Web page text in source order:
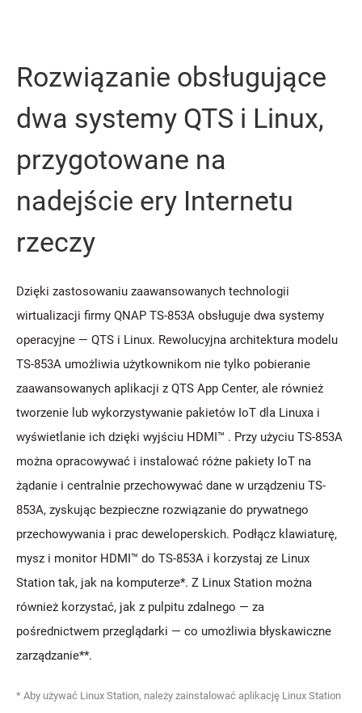
Rozwiązanie obsługujące
dwa systemy QTS i Linux,
przygotowane na
nadejście ery Internetu
rzeczy
Dzięki zastosowaniu zaawansowanych technologii
wirtualizacji firmy QNAP TS-853A obsługuje dwa systemy
operacyjne — QTS i Linux. Rewolucyjna architektura modelu
TS-853A umożliwia użytkownikom nie tylko pobieranie
zaawansowanych aplikacji z QTS App Center, ale również
tworzenie lub wykorzystywanie pakietów IoT dla Linuxa i
wyświetlanie ich dzięki wyjściu HDMI™ . Przy użyciu TS-853A
można opracowywać i instalować różne pakiety IoT na
żądanie i centralnie przechowywać dane w urządzeniu TS-
853A, zyskując bezpieczne rozwiązanie do prywatnego
przechowywania i prac deweloperskich. Podłącz klawiaturę,
mysz i monitor HDMI™ do TS-853A i korzystaj ze Linux
Station tak, jak na komputerze*. Z Linux Station można
również korzystać, jak z pulpitu zdalnego — za
pośrednictwem przeglądarki — co umożliwia błyskawiczne
zarządzanie**.
* Aby używać Linux Station, należy zainstalować aplikację Linux Station